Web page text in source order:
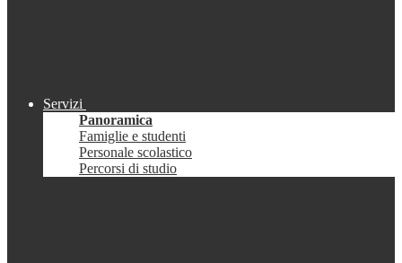
Servizi
Panoramica
Famiglie e studenti
Personale scolastico
Percorsi di studio